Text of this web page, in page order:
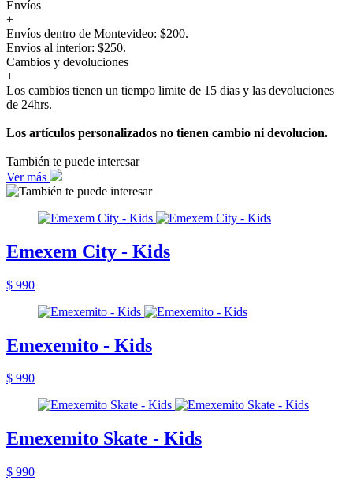
Envíos
+
Envíos dentro de Montevideo: $200.
Envíos al interior: $250.
Cambios y devoluciones
+
Los cambios tienen un tiempo limite de 15 dias y las devoluciones
de 24hrs.
Los artículos personalizados no tienen cambio ni devolucion.
También te puede interesar
Ver más
Emexem City - Kids
$ 990
Emexemito - Kids
$ 990
Emexemito Skate - Kids
$ 990